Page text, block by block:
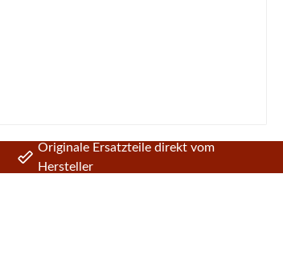
Originale Ersatzteile direkt vom
Hersteller